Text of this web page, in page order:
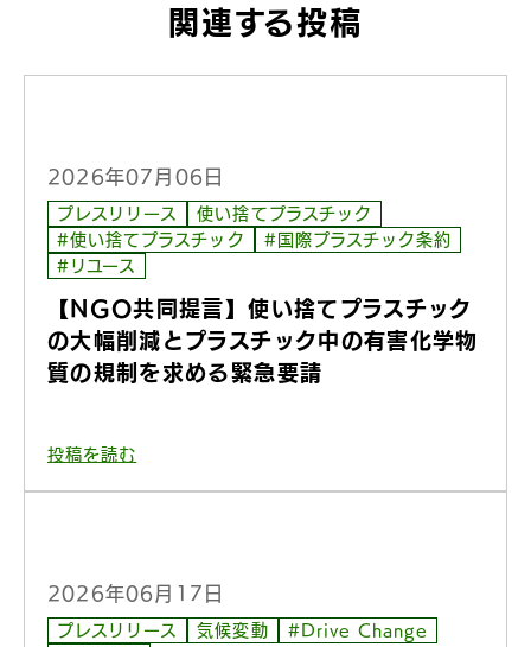
関連する投稿
2026年07月06日
プレスリリース
使い捨てプラスチック
#使い捨てプラスチック
#国際プラスチック条約
#リユース
【NGO共同提言】使い捨てプラスチック
の大幅削減とプラスチック中の有害化学物
質の規制を求める緊急要請
投稿を読む
2026年06月17日
プレスリリース 気候変動
#Drive Change